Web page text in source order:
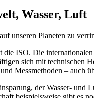
Wasser, Luft
unseren Planeten zu
die ISO. Die
sich mit technischen
Messmethoden – auch
der Wasser-